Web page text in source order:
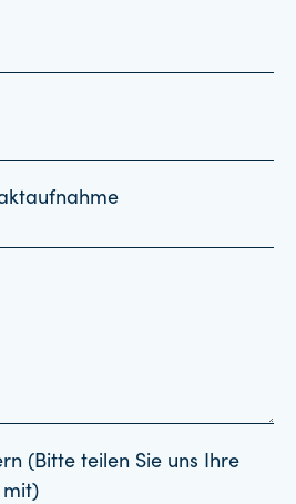
(Bitte teilen Sie uns Ihre
mit)